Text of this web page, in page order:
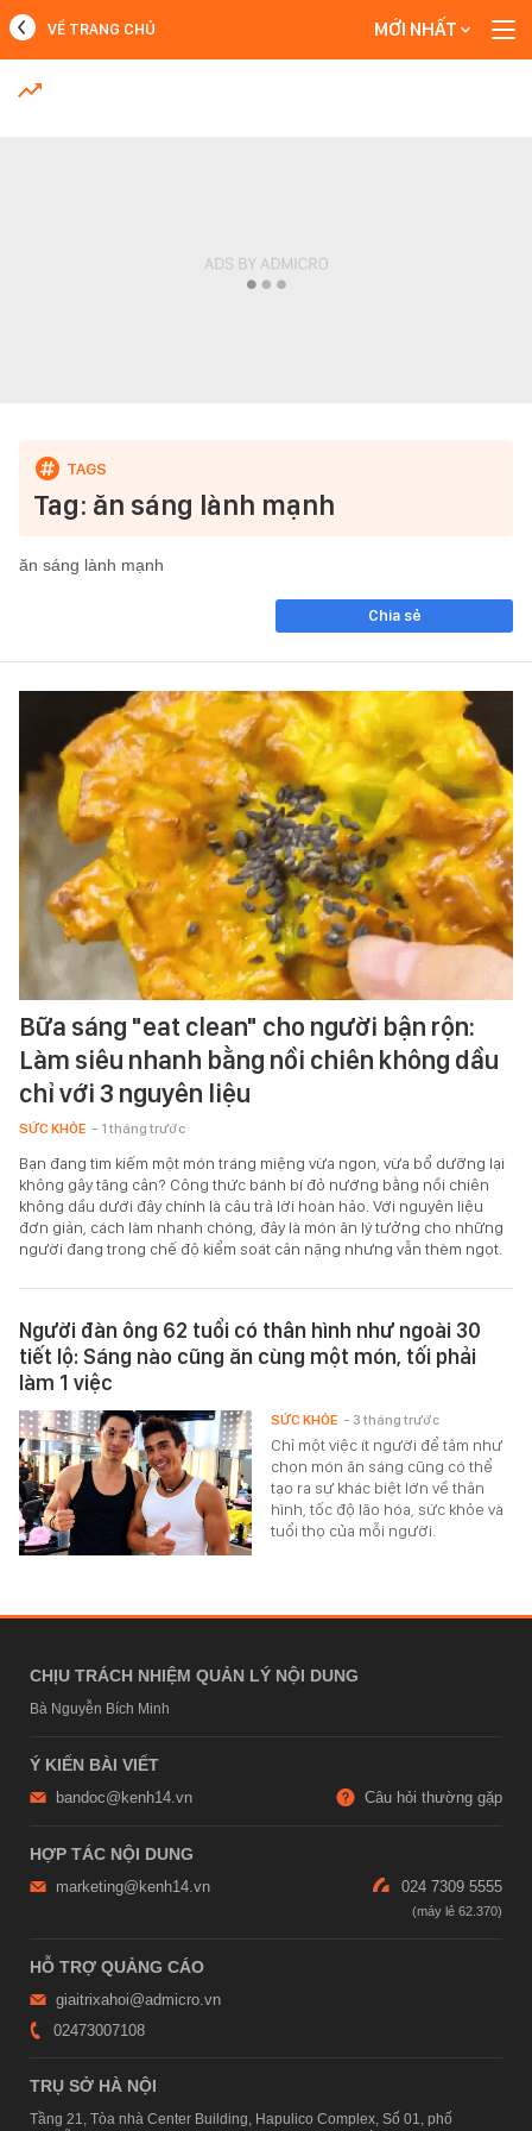
MỚI NHẤT
VỀ TRANG CHỦ MỚI NHẤT
Tag: ăn sáng lành mạnh
ăn sáng lành mạnh
Chia sẻ
Bữa sáng "eat clean" cho người bận rộn:
Làm siêu nhanh bằng nồi chiên không dầu
chỉ với 3 nguyên liệu
SỨC KHỎE - 1 tháng trước
Bạn đang tìm kiếm một món tráng miệng vừa ngon, vừa bổ dưỡng lại
không gây tăng cân? Công thức bánh bí đỏ nướng bằng nồi chiên
không dầu dưới đây chính là câu trả lời hoàn hảo. Với nguyên liệu
đơn giản, cách làm nhanh chóng, đây là món ăn lý tưởng cho những
người đang trong chế độ kiểm soát cân nặng nhưng vẫn thèm ngọt.
Người đàn ông 62 tuổi có thân hình như ngoài 30
tiết lộ: Sáng nào cũng ăn cùng một món, tối phải
làm 1 việc
Chỉ một việc ít người để tâm như
chọn món ăn sáng cũng có thể
tạo ra sự khác biệt lớn về thân
hình, tốc độ lão hóa, sức khỏe và
tuổi thọ của mỗi người.
SỨC KHỎE - 3 tháng trước
CHỊU TRÁCH NHIỆM QUẢN LÝ NỘI DUNG
Bà Nguyễn Bích Minh
Ý KIẾN BÀI VIẾT
bandoc@kenh14.vn Câu hỏi thường gặp
HỢP TÁC NỘI DUNG
marketing@kenh14.vn 024 7309 5555
HỖ TRỢ QUẢNG CÁO
giaitrixahoi@admicro.vn
02473007108
TRỤ SỞ HÀ NỘI
Tầng 21, Tòa nhà Center Building, Hapulico Complex, Số 01, phố